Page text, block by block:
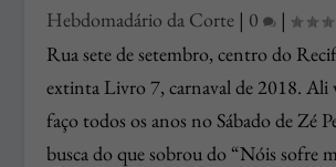
Hebdomadário da Corte | 0
|
Rua sete de setembro, centro do
extinta Livro 7, carnaval de 2018.
faço todos os anos no Sábado de Zé
busca do que sobrou do “Nóis sofre